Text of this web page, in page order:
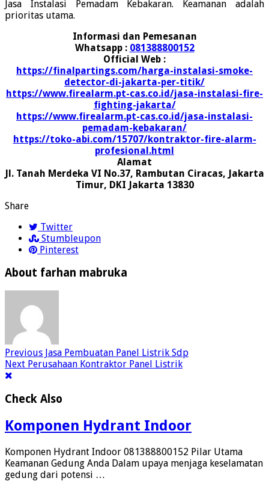
Jasa Instalasi Pemadam Kebakaran. Keamanan adalah
prioritas utama.
Informasi dan Pemesanan
Whatsapp : 081388800152
Official Web :
https://finalpartings.com/harga-instalasi-smoke-
detector-di-jakarta-per-titik/
https://www.firealarm.pt-cas.co.id/jasa-instalasi-fire-
fighting-jakarta/
https://www.firealarm.pt-cas.co.id/jasa-instalasi-
pemadam-kebakaran/
https://toko-abi.com/15707/kontraktor-fire-alarm-
profesional.html
Alamat
Jl. Tanah Merdeka VI No.37, Rambutan Ciracas, Jakarta
Timur, DKI Jakarta 13830
Share
Twitter
Stumbleupon
Pinterest
About farhan mabruka
Previous Jasa Pembuatan Panel Listrik Sdp
Next Perusahaan Kontraktor Panel Listrik
Check Also
Komponen Hydrant Indoor
Komponen Hydrant Indoor 081388800152 Pilar Utama
Keamanan Gedung Anda Dalam upaya menjaga keselamatan
gedung dari potensi …